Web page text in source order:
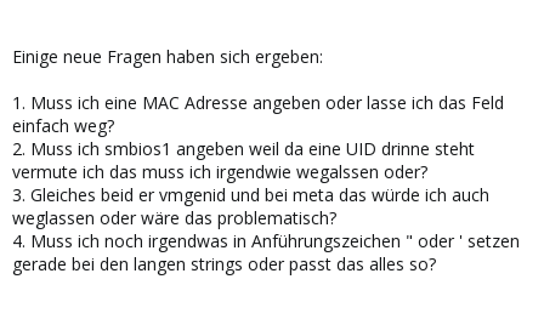
Einige neue Fragen haben sich ergeben:
1. Muss ich eine MAC Adresse angeben oder lasse ich das Feld
einfach weg?
2. Muss ich smbios1 angeben weil da eine UID drinne steht
vermute ich das muss ich irgendwie wegalssen oder?
3. Gleiches beid er vmgenid und bei meta das würde ich auch
weglassen oder wäre das problematisch?
4. Muss ich noch irgendwas in Anführungszeichen " oder ' setzen
gerade bei den langen strings oder passt das alles so?